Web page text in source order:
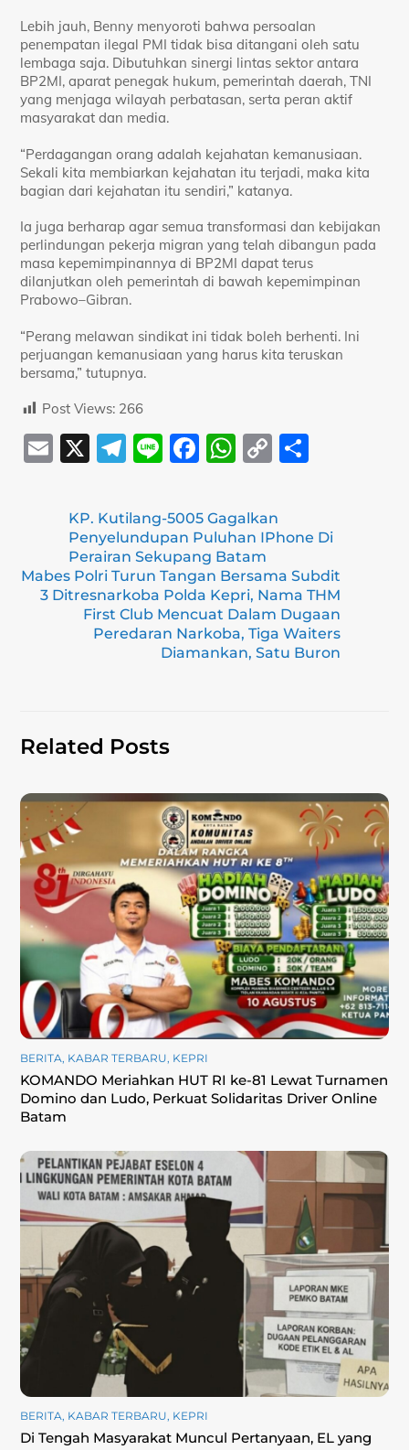
Lebih jauh, Benny menyoroti bahwa persoalan
penempatan ilegal PMI tidak bisa ditangani oleh satu
lembaga saja. Dibutuhkan sinergi lintas sektor antara
BP2MI, aparat penegak hukum, pemerintah daerah, TNI
yang menjaga wilayah perbatasan, serta peran aktif
masyarakat dan media.
“Perdagangan orang adalah kejahatan kemanusiaan.
Sekali kita membiarkan kejahatan itu terjadi, maka kita
bagian dari kejahatan itu sendiri,” katanya.
Ia juga berharap agar semua transformasi dan kebijakan
perlindungan pekerja migran yang telah dibangun pada
masa kepemimpinannya di BP2MI dapat terus
dilanjutkan oleh pemerintah di bawah kepemimpinan
Prabowo–Gibran.
“Perang melawan sindikat ini tidak boleh berhenti. Ini
perjuangan kemanusiaan yang harus kita teruskan
bersama,” tutupnya.
Post Views: 266
E
ai
X
T
e
gr
a
m
Li
e
F
c
e
b
o
o
k
W
at
s
A
p
p
C
p
y
Li
n
k
e
KP. Kutilang-5005 Gagalkan
Penyelundupan Puluhan IPhone Di
Perairan Sekupang Batam
Mabes Polri Turun Tangan Bersama Subdit
3 Ditresnarkoba Polda Kepri, Nama THM
First Club Mencuat Dalam Dugaan
Peredaran Narkoba, Tiga Waiters
Diamankan, Satu Buron
Related Posts
BERITA, KABAR TERBARU, KEPRI
KOMANDO Meriahkan HUT RI ke-81 Lewat Turnamen
Domino dan Ludo, Perkuat Solidaritas Driver Online
Batam
BERITA, KABAR TERBARU, KEPRI
Di Tengah Masyarakat Muncul Pertanyaan, EL yang